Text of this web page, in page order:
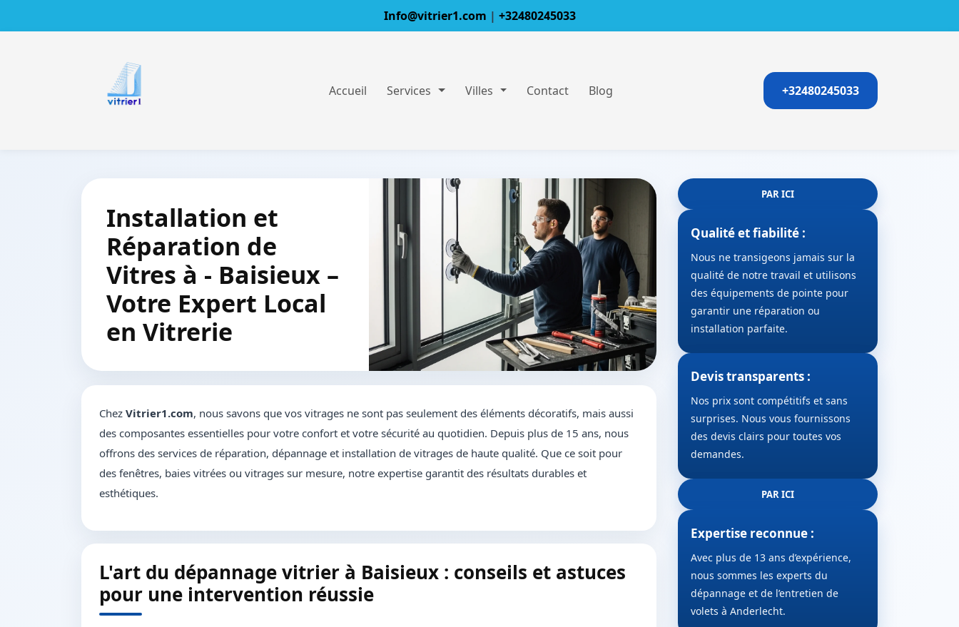
Info@vitrier1.com | +32480245033
Accueil Services Villes Contact Blog +32480245033
Installation et
Réparation de
Vitres à - Baisieux –
Votre Expert Local
en Vitrerie
Chez Vitrier1.com, nous savons que vos vitrages ne sont pas seulement des éléments décoratifs, mais aussi
des composantes essentielles pour votre confort et votre sécurité au quotidien. Depuis plus de 15 ans, nous
offrons des services de réparation, dépannage et installation de vitrages de haute qualité. Que ce soit pour
des fenêtres, baies vitrées ou vitrages sur mesure, notre expertise garantit des résultats durables et
esthétiques.
L'art du dépannage vitrier à Baisieux : conseils et astuces
pour une intervention réussie
PAR ICI
Qualité et fiabilité :
Nous ne transigeons jamais sur la
qualité de notre travail et utilisons
des équipements de pointe pour
garantir une réparation ou
installation parfaite.
Devis transparents :
Nos prix sont compétitifs et sans
surprises. Nous vous fournissons
des devis clairs pour toutes vos
demandes.
PAR ICI
Expertise reconnue :
Avec plus de 13 ans d’expérience,
nous sommes les experts du
dépannage et de l’entretien de
volets à Anderlecht.